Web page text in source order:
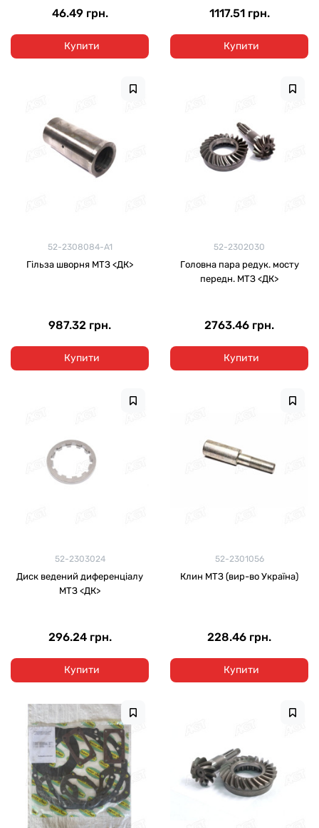
46.49 грн.
Купити
1117.51 грн.
Купити
52-2308084-A1
Гільза шворня МТЗ <ДК>
987.32 грн.
Купити
52-2302030
Головна пара редук. мосту
передн. МТЗ <ДК>
2763.46 грн.
Купити
52-2303024
Диск ведений диференціалу
МТЗ <ДК>
296.24 грн.
Купити
52-2301056
Клин МТЗ (вир-во Україна)
228.46 грн.
Купити